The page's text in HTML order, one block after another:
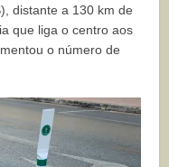
distante a 130 km de
que liga o centro aos
o número de